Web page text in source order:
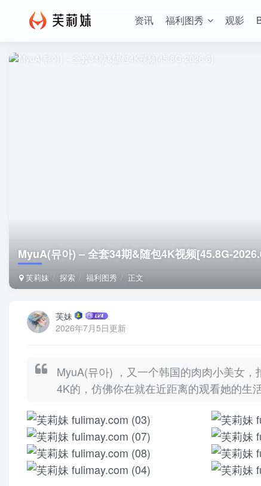
资讯 福利图秀 观影
MyuA(뮤아) – 全套34期&随包4K视频[45.8G-
芙莉妹 探索 福利图秀 正文
芙妹
2026年7月5日更新
MyuA(뮤아) ，又一个韩国的肉肉小美女
4K的，仿佛你在就在近距离的观看她的生